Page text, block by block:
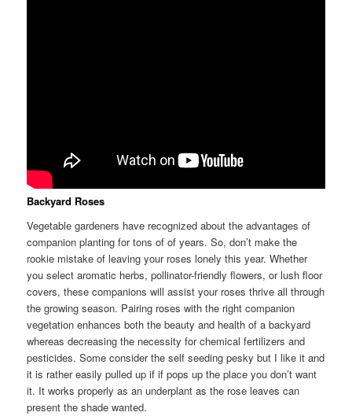
Backyard Roses
Vegetable gardeners have recognized about the advantages of
companion planting for tons of of years. So, don’t make the
rookie mistake of leaving your roses lonely this year. Whether
you select aromatic herbs, pollinator-friendly flowers, or lush floor
covers, these companions will assist your roses thrive all through
the growing season. Pairing roses with the right companion
vegetation enhances both the beauty and health of a backyard
whereas decreasing the necessity for chemical fertilizers and
pesticides. Some consider the self seeding pesky but I like it and
it is rather easily pulled up if if pops up the place you don’t want
it. It works properly as an underplant as the rose leaves can
present the shade wanted.